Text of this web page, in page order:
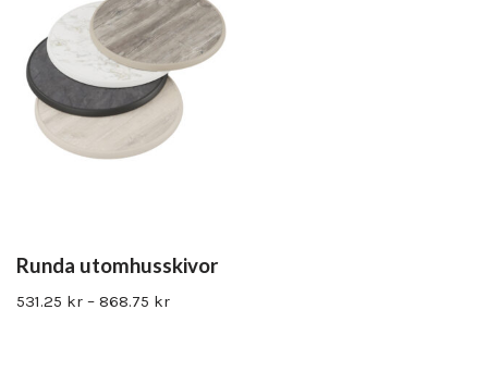
Runda utomhusskivor
531.25 kr – 868.75 kr